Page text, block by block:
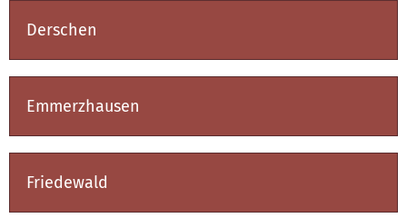
Derschen
Emmerzhausen
Friedewald